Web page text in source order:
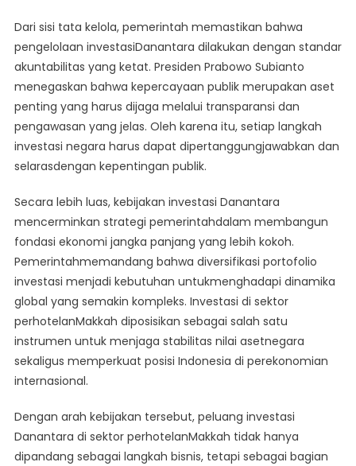
Dari sisi tata kelola, pemerintah memastikan bahwa
pengelolaan investasiDanantara dilakukan dengan standar
akuntabilitas yang ketat. Presiden Prabowo Subianto
menegaskan bahwa kepercayaan publik merupakan aset
penting yang harus dijaga melalui transparansi dan
pengawasan yang jelas. Oleh karena itu, setiap langkah
investasi negara harus dapat dipertanggungjawabkan dan
selarasdengan kepentingan publik.
Secara lebih luas, kebijakan investasi Danantara
mencerminkan strategi pemerintahdalam membangun
fondasi ekonomi jangka panjang yang lebih kokoh.
Pemerintahmemandang bahwa diversifikasi portofolio
investasi menjadi kebutuhan untukmenghadapi dinamika
global yang semakin kompleks. Investasi di sektor
perhotelanMakkah diposisikan sebagai salah satu
instrumen untuk menjaga stabilitas nilai asetnegara
sekaligus memperkuat posisi Indonesia di perekonomian
internasional.
Dengan arah kebijakan tersebut, peluang investasi
Danantara di sektor perhotelanMakkah tidak hanya
dipandang sebagai langkah bisnis, tetapi sebagai bagian